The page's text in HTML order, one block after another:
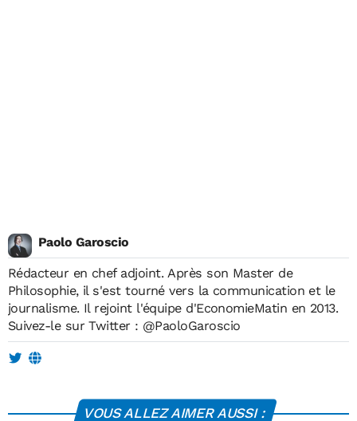
Paolo Garoscio
Rédacteur en chef adjoint. Après son Master de
Philosophie, il s'est tourné vers la communication et le
journalisme. Il rejoint l'équipe d'EconomieMatin en 2013.
Suivez-le sur Twitter : @PaoloGaroscio
VOUS ALLEZ AIMER AUSSI :